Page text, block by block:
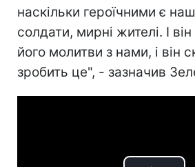
наскільки героїчними є
солдати, мирні жителі. І
його молитви з нами, і він
зробить це", - зазначив